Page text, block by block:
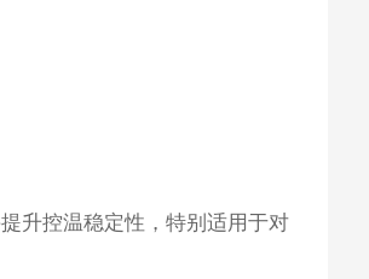
升控温稳定性，特别适用于对